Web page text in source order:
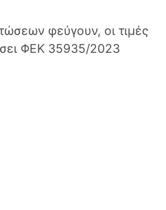
φεύγουν, οι τιμές
ΦΕΚ 35935/2023